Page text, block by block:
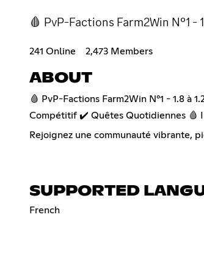
🩸 PvP-Factions Farm2Win N°1
241 Online 2,473 Members
ABOUT
🩸 PvP-Factions Farm2Win N°1 - 1.8
Compétitif ✔️ Quêtes Quotidiennes 🩸
Rejoignez une communauté vibrante,
SUPPORTED
French